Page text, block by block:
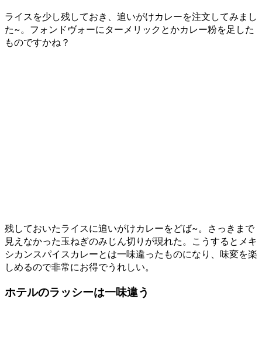
ライスを少し残しておき、追いがけカレーを注文してみまし
た~。フォンドヴォーにターメリックとかカレー粉を足した
ものですかね？
残しておいたライスに追いがけカレーをどば~。さっきまで
見えなかった玉ねぎのみじん切りが現れた。こうするとメキ
シカンスパイスカレーとは一味違ったものになり、味変を楽
しめるので非常にお得でうれしい。
ホテルのラッシーは一味違う